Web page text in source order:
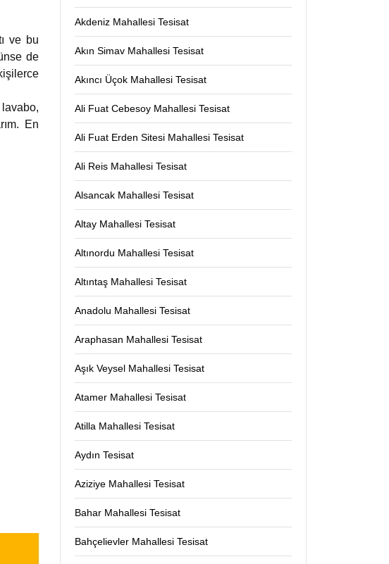
ve bu
de
En
Akdeniz Mahallesi Tesisat
Akın Simav Mahallesi Tesisat
Akıncı Üçok Mahallesi Tesisat
Ali Fuat Cebesoy Mahallesi Tesisat
Ali Fuat Erden Sitesi Mahallesi Tesisat
Ali Reis Mahallesi Tesisat
Alsancak Mahallesi Tesisat
Altay Mahallesi Tesisat
Altınordu Mahallesi Tesisat
Altıntaş Mahallesi Tesisat
Anadolu Mahallesi Tesisat
Araphasan Mahallesi Tesisat
Aşık Veysel Mahallesi Tesisat
Atamer Mahallesi Tesisat
Atilla Mahallesi Tesisat
Aydın Tesisat
Aziziye Mahallesi Tesisat
Bahar Mahallesi Tesisat
Bahçelievler Mahallesi Tesisat